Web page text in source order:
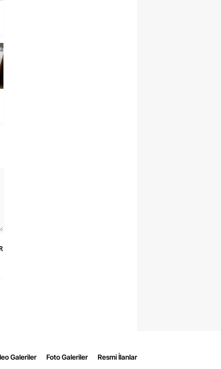
Galeriler Foto Galeriler Resmi İlanlar